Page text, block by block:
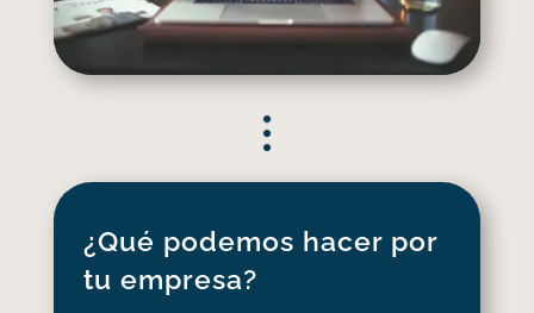
¿Qué podemos hacer por
tu empresa?